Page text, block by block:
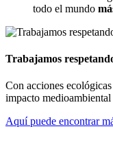
todo el mundo
Trabajamos
Con acciones
impacto
Aquí puede encontrar